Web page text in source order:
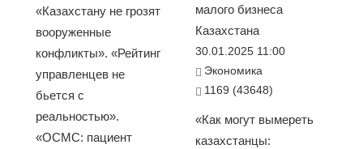
«Казахстану не грозят
вооруженные
конфликты». «Рейтинг
управленцев не
бьется с
реальностью».
«ОСМС: пациент
малого бизнеса
Казахстана
30.01.2025 11:00
Экономика
1169 (43648)
«Как могут вымереть
казахстанцы: